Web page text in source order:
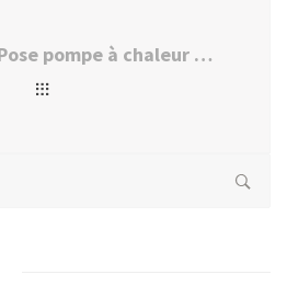
Réalisations | Pose pompe à chaleur Mitsubishi à Maisons-Alfort